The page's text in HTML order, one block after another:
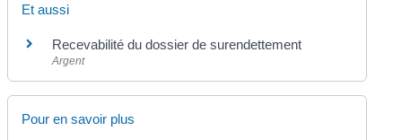
Et aussi
Recevabilité du dossier de surendettement
Argent
Pour en savoir plus